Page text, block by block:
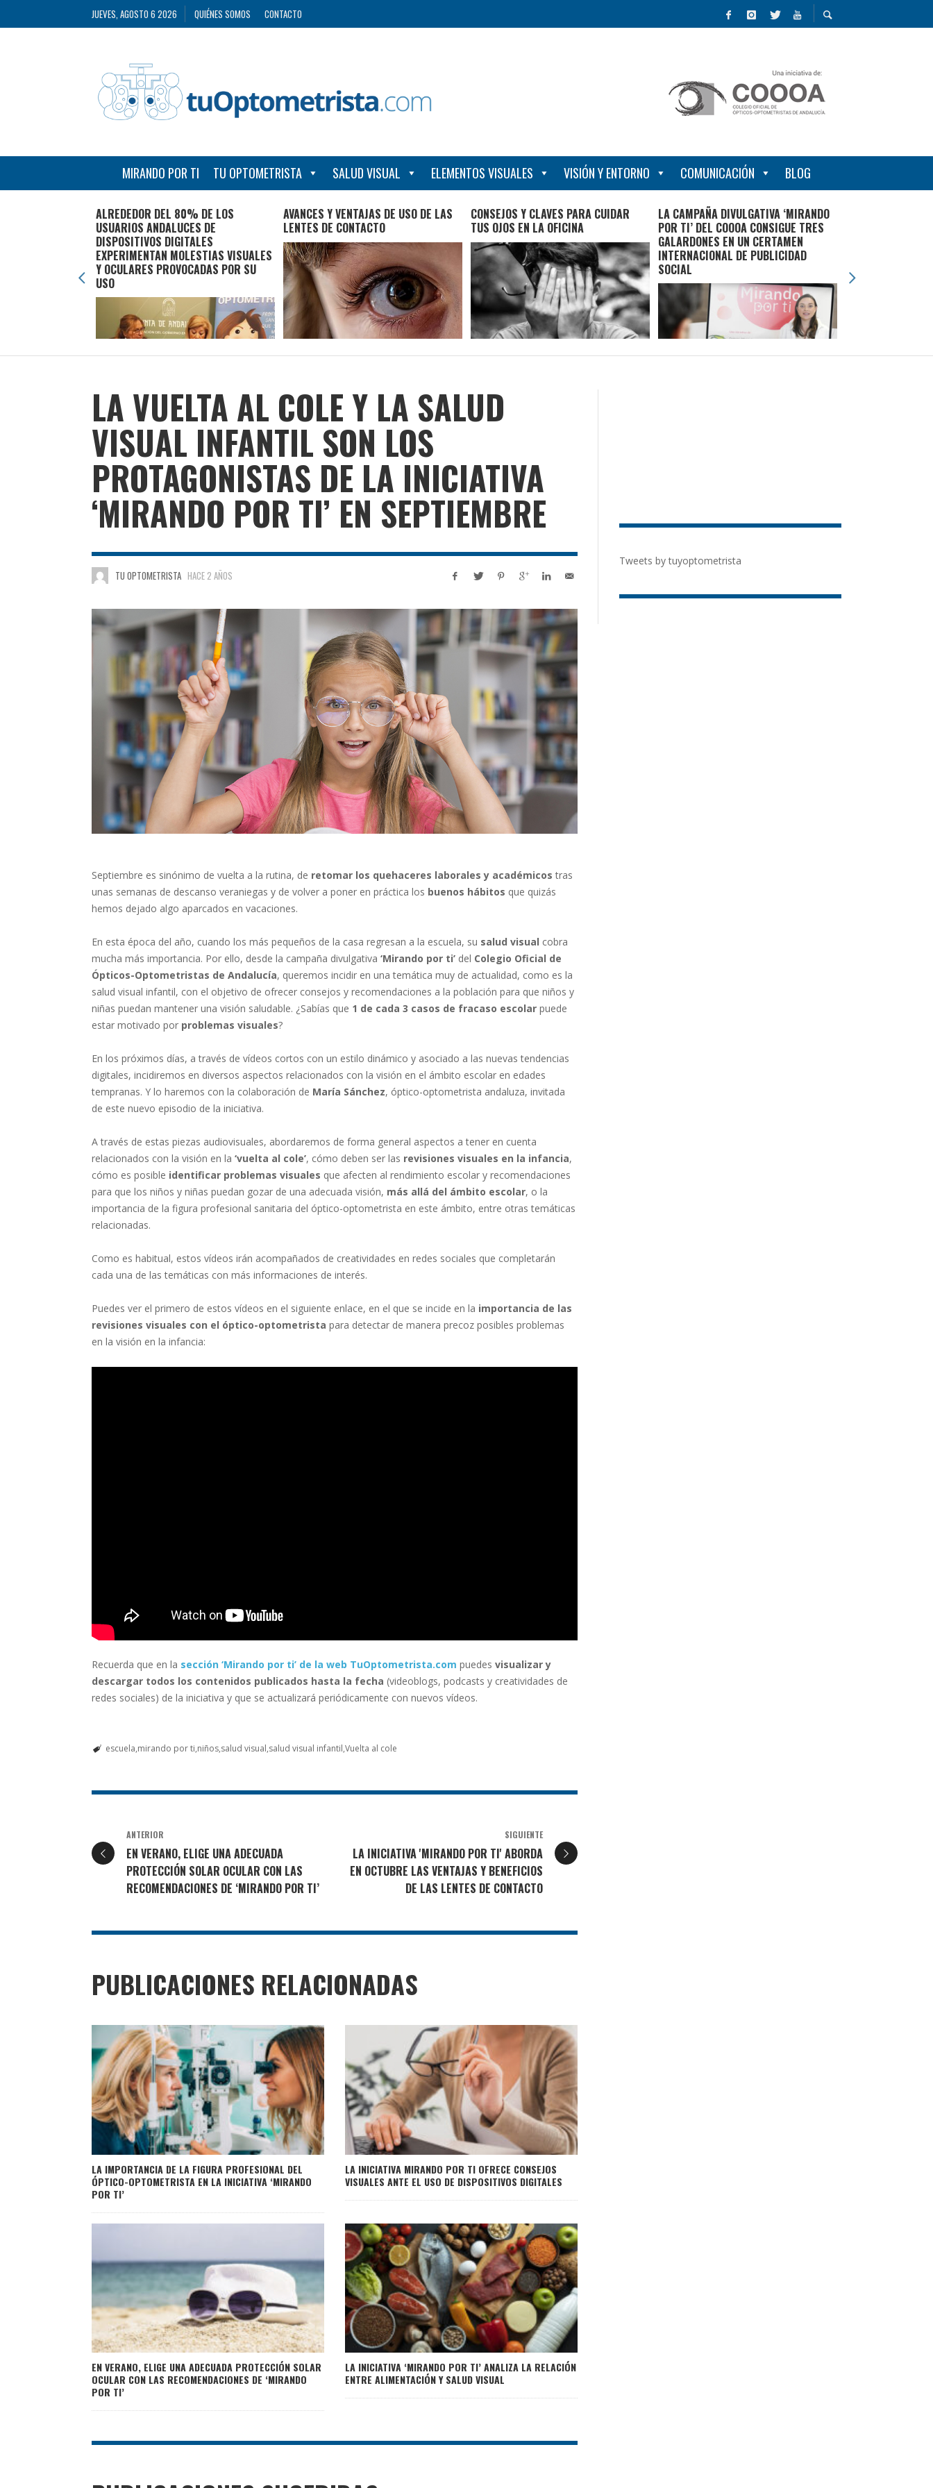
JUEVES, AGOSTO 6 2026 QUIÉNES SOMOS CONTACTO
MIRANDO POR TI TU OPTOMETRISTA SALUD VISUAL ELEMENTOS VISUALES VISIÓN Y ENTORNO COMUNICACIÓN BLOG
ALREDEDOR DEL 80% DE LOS
USUARIOS ANDALUCES DE
DISPOSITIVOS DIGITALES
EXPERIMENTAN MOLESTIAS VISUALES
Y OCULARES PROVOCADAS POR SU
USO
AVANCES Y VENTAJAS DE USO DE LAS
LENTES DE CONTACTO
CONSEJOS Y CLAVES PARA CUIDAR
TUS OJOS EN LA OFICINA
LA CAMPAÑA DIVULGATIVA ‘MIRANDO
POR TI’ DEL COOOA CONSIGUE TRES
GALARDONES EN UN CERTAMEN
INTERNACIONAL DE PUBLICIDAD
SOCIAL
LA VUELTA AL COLE Y LA SALUD
VISUAL INFANTIL SON LOS
PROTAGONISTAS DE LA INICIATIVA
‘MIRANDO POR TI’ EN SEPTIEMBRE
TU OPTOMETRISTA HACE 2 AÑOS
Septiembre es sinónimo de vuelta a la rutina, de retomar los quehaceres laborales y académicos tras
unas semanas de descanso veraniegas y de volver a poner en práctica los buenos hábitos que quizás
hemos dejado algo aparcados en vacaciones.
En esta época del año, cuando los más pequeños de la casa regresan a la escuela, su salud visual cobra
mucha más importancia. Por ello, desde la campaña divulgativa ‘Mirando por ti’ del Colegio Oficial de
Ópticos-Optometristas de Andalucía, queremos incidir en una temática muy de actualidad, como es la
salud visual infantil, con el objetivo de ofrecer consejos y recomendaciones a la población para que niños y
niñas puedan mantener una visión saludable. ¿Sabías que 1 de cada 3 casos de fracaso escolar puede
estar motivado por problemas visuales?
En los próximos días, a través de vídeos cortos con un estilo dinámico y asociado a las nuevas tendencias
digitales, incidiremos en diversos aspectos relacionados con la visión en el ámbito escolar en edades
tempranas. Y lo haremos con la colaboración de María Sánchez, óptico-optometrista andaluza, invitada
de este nuevo episodio de la iniciativa.
A través de estas piezas audiovisuales, abordaremos de forma general aspectos a tener en cuenta
relacionados con la visión en la ‘vuelta al cole’, cómo deben ser las revisiones visuales en la infancia,
cómo es posible identificar problemas visuales que afecten al rendimiento escolar y recomendaciones
para que los niños y niñas puedan gozar de una adecuada visión, más allá del ámbito escolar, o la
importancia de la figura profesional sanitaria del óptico-optometrista en este ámbito, entre otras temáticas
relacionadas.
Como es habitual, estos vídeos irán acompañados de creatividades en redes sociales que completarán
cada una de las temáticas con más informaciones de interés.
Puedes ver el primero de estos vídeos en el siguiente enlace, en el que se incide en la importancia de las
revisiones visuales con el óptico-optometrista para detectar de manera precoz posibles problemas
en la visión en la infancia:
Recuerda que en la sección ‘Mirando por ti’ de la web TuOptometrista.com puedes visualizar y
descargar todos los contenidos publicados hasta la fecha (videoblogs, podcasts y creatividades de
redes sociales) de la iniciativa y que se actualizará periódicamente con nuevos vídeos.
escuela mirando por ti niños salud visual salud visual infantil Vuelta al cole
ANTERIOR
EN VERANO, ELIGE UNA ADECUADA
PROTECCIÓN SOLAR OCULAR CON LAS
RECOMENDACIONES DE ‘MIRANDO POR TI’
SIGUIENTE
LA INICIATIVA 'MIRANDO POR TI' ABORDA
EN OCTUBRE LAS VENTAJAS Y BENEFICIOS
DE LAS LENTES DE CONTACTO
PUBLICACIONES RELACIONADAS
LA IMPORTANCIA DE LA FIGURA PROFESIONAL DEL
ÓPTICO-OPTOMETRISTA EN LA INICIATIVA ‘MIRANDO
POR TI’
LA INICIATIVA MIRANDO POR TI OFRECE CONSEJOS
VISUALES ANTE EL USO DE DISPOSITIVOS DIGITALES
EN VERANO, ELIGE UNA ADECUADA PROTECCIÓN SOLAR
OCULAR CON LAS RECOMENDACIONES DE ‘MIRANDO
POR TI’
LA INICIATIVA ‘MIRANDO POR TI’ ANALIZA LA RELACIÓN
ENTRE ALIMENTACIÓN Y SALUD VISUAL
Tweets by tuyoptometrista